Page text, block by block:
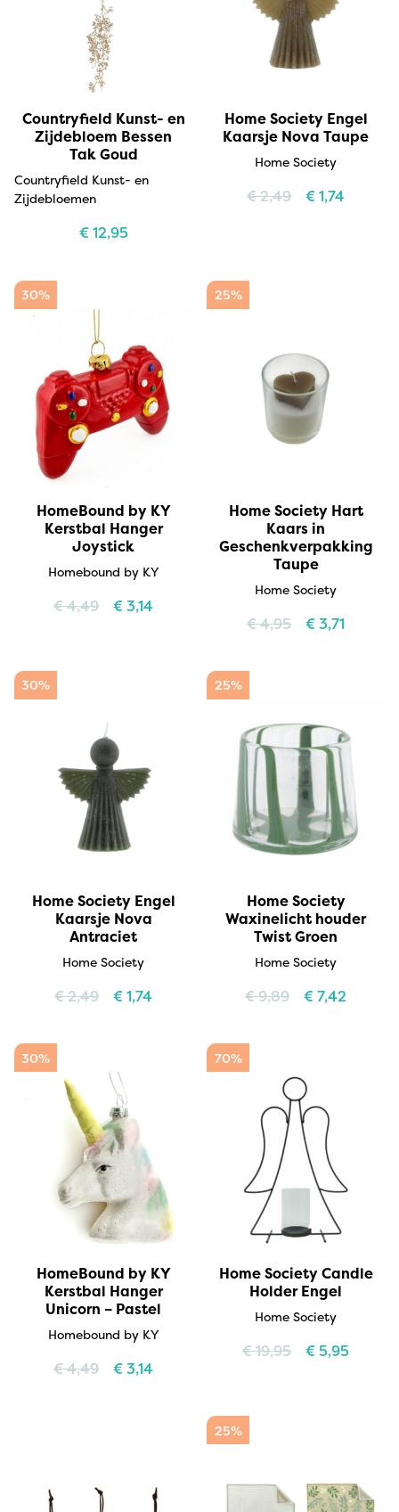
Countryfield Kunst- en
Zijdebloem Bessen
Tak Goud
Countryfield Kunst- en
Zijdebloemen
€12,95
Home Society Engel
Kaarsje Nova Taupe
Home Society
€2,49 €1,74
HomeBound by KY
Kerstbal Hanger
Joystick
Homebound by KY
€4,49 €3,14
30%
Home Society Hart
Kaars in
Geschenkverpakking
Taupe
Home Society
€4,95 €3,71
25%
Home Society Engel
Kaarsje Nova
Antraciet
Home Society
€2,49 €1,74
30%
Home Society
Waxinelicht houder
Twist Groen
Home Society
€9,89 €7,42
25%
HomeBound by KY
Kerstbal Hanger
Unicorn – Pastel
Homebound by KY
€4,49 €3,14
30%
Home Society Candle
Holder Engel
Home Society
€19,95 € 5,95
70%
25%